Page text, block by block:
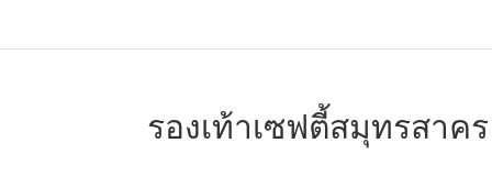
รองเท้าเซฟตี้สมุทรสาค